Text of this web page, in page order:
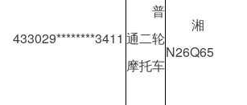
433029********3411
普
通二轮
摩托车
湘
N26Q65